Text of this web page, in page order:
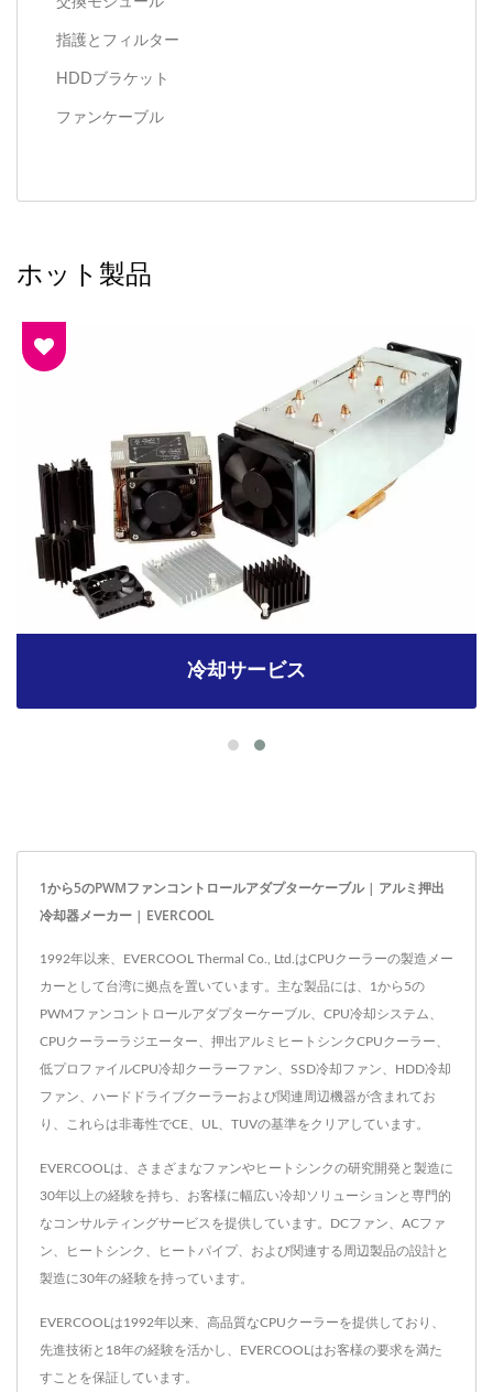
指護とフィルター
HDDブラケット
ファンケーブル
ホット製品
冷却サービス
1から5のPWMファンコントロールアダプターケーブル | アルミ押出
冷却器メーカー | EVERCOOL
1992年以来、EVERCOOL Thermal Co., Ltd.はCPUクーラーの製造メー
カーとして台湾に拠点を置いています。主な製品には、1から5の
PWMファンコントロールアダプターケーブル、CPU冷却システム、
CPUクーラーラジエーター、押出アルミヒートシンクCPUクーラー、
低プロファイルCPU冷却クーラーファン、SSD冷却ファン、HDD冷却
ファン、ハードドライブクーラーおよび関連周辺機器が含まれてお
り、これらは非毒性でCE、UL、TUVの基準をクリアしています。
EVERCOOLは、さまざまなファンやヒートシンクの研究開発と製造に
30年以上の経験を持ち、お客様に幅広い冷却ソリューションと専門的
なコンサルティングサービスを提供しています。DCファン、ACファ
ン、ヒートシンク、ヒートパイプ、および関連する周辺製品の設計と
製造に30年の経験を持っています。
EVERCOOLは1992年以来、高品質なCPUクーラーを提供しており、
先進技術と18年の経験を活かし、EVERCOOLはお客様の要求を満た
すことを保証しています。